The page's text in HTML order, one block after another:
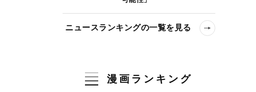
ニュースランキングの一覧を見る
漫画ランキング